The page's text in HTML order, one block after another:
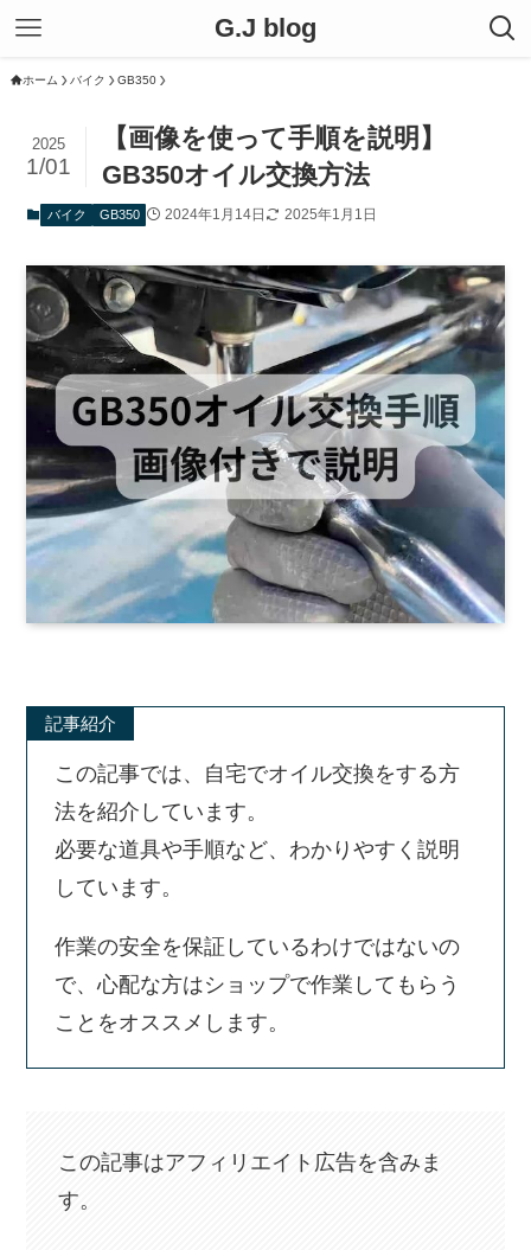
G.J blog
ホーム バイク GB350
【画像を使って手順を説明】
GB350オイル交換方法
2025
1/01
バイク GB350 2024年1月14日 2025年1月1日
記事紹介
この記事では、自宅でオイル交換をする方
法を紹介しています。
必要な道具や手順など、わかりやすく説明
しています。
作業の安全を保証しているわけではないの
で、心配な方はショップで作業してもらう
ことをオススメします。
この記事はアフィリエイト広告を含みま
す。